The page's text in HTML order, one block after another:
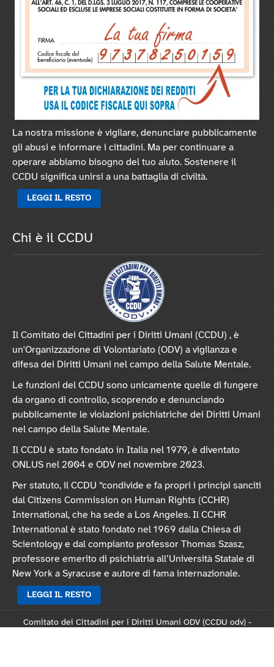
La nostra missione è vigilare, denunciare pubblicamente
gli abusi e informare i cittadini. Ma per continuare a
operare abbiamo bisogno del tuo aiuto. Sostenere il
CCDU significa unirsi a una battaglia di civiltà.
LEGGI IL RESTO
Chi è il CCDU
Il Comitato dei Cittadini per i Diritti Umani (CCDU) , è
un'Organizzazione di Volontariato (ODV) a vigilanza e
difesa dei Diritti Umani nel campo della Salute Mentale.
Le funzioni del CCDU sono unicamente quelle di fungere
da organo di controllo, scoprendo e denunciando
pubblicamente le violazioni psichiatriche dei Diritti Umani
nel campo della Salute Mentale.
Il CCDU è stato fondato in Italia nel 1979, è diventato
ONLUS nel 2004 e ODV nel novembre 2023.
Per statuto, il CCDU “condivide e fa propri i principi sanciti
dal Citizens Commission on Human Rights (CCHR)
International, che ha sede a Los Angeles. Il CCHR
International è stato fondato nel 1969 dalla Chiesa di
Scientology e dal compianto professor Thomas Szasz,
professore emerito di psichiatria all’Università Statale di
New York a Syracuse e autore di fama internazionale.
LEGGI IL RESTO
Comitato dei Cittadini per i Diritti Umani ODV (CCDU odv) -